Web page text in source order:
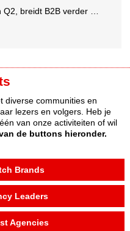
verder uit en innoveert met AI
diverse communities en
lezers en volgers. Heb je
van onze activiteiten of wil
de buttons hieronder.
Brands
Leaders
Agencies